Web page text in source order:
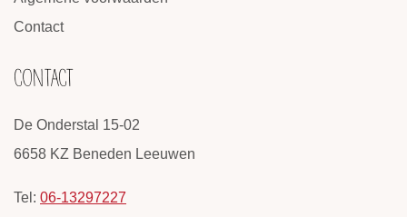
Contact
CONTACT
De Onderstal 15-02
6658 KZ Beneden Leeuwen
Tel: 06-13297227